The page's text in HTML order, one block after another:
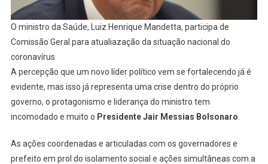
O ministro da Saúde, Luiz Henrique Mandetta, participa de
Comissão Geral para atualiazação da situação nacional do
coronavírus
A percepção que um novo líder político vem se fortalecendo já é
evidente, mas isso já representa uma crise dentro do próprio
governo, o protagonismo e liderança do ministro tem
incomodado e muito o Presidente Jair Messias Bolsonaro
As ações coordenadas e articuladas com os governadores e
prefeito em prol do isolamento social e ações simultâneas com a